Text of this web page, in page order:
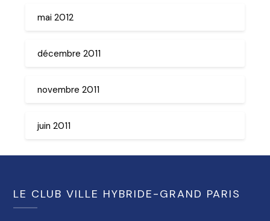
mai 2012
décembre 2011
novembre 2011
juin 2011
LE CLUB VILLE HYBRIDE-GRAND PARIS